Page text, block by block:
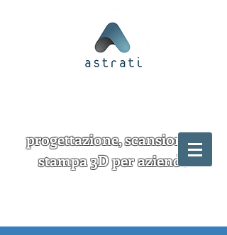
progettazione, scansione e
stampa 3D per aziende